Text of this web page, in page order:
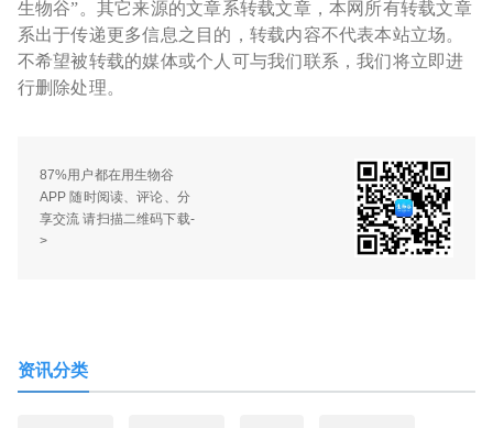
生物谷”。其它来源的文章系转载文章，本网所有转载文章
系出于传递更多信息之目的，转载内容不代表本站立场。
不希望被转载的媒体或个人可与我们联系，我们将立即进
行删除处理。
87%用户都在用生物谷
APP 随时阅读、评论、分
享交流 请扫描二维码下载-
>
资讯分类